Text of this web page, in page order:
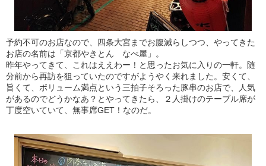
予約不可のお店なので、四条大宮までお腹減らしつつ、やってきた
お店の名前は「京都やきとん なべ屋」。
昨年やってきて、これはええわー！と思ったお気に入りの一軒。随
分前から再訪を狙っていたのですがようやく来れました。安くて、
旨くて、ボリューム満点という三拍子そろった豚串のお店で、人気
があるのでどうかなあ？とやってきたら、２人掛けのテーブル席が
丁度空いていて、無事席GET！なのだ。